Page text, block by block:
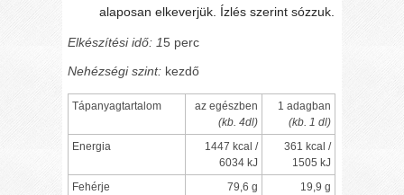
alaposan elkeverjük. Ízlés szerint sózzuk.
Elkészítési idő: 15 perc
Nehézségi szint: kezdő
Tápanyagtartalom
az egészben
(kb. 4dl)
1 adagban
(kb. 1 dl)
Energia
1447 kcal /
6034 kJ
361 kcal /
1505 kJ
Fehérje
79,6 g
19,9 g